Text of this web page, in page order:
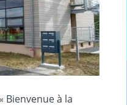
Bienvenue à la